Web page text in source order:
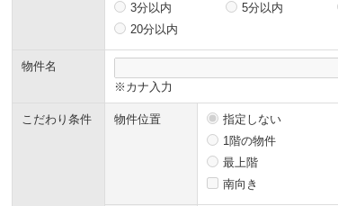
3分以内
5分以内
20分以内
物件名
※カナ入力
こだわり条件 物件位置
指定しない
1階の物件
最上階
南向き